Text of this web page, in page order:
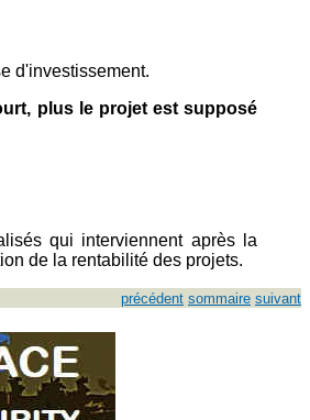
d'investissement.
plus le projet est supposé
qui interviennent après la
de la rentabilité des projets.
précédent sommaire suivant